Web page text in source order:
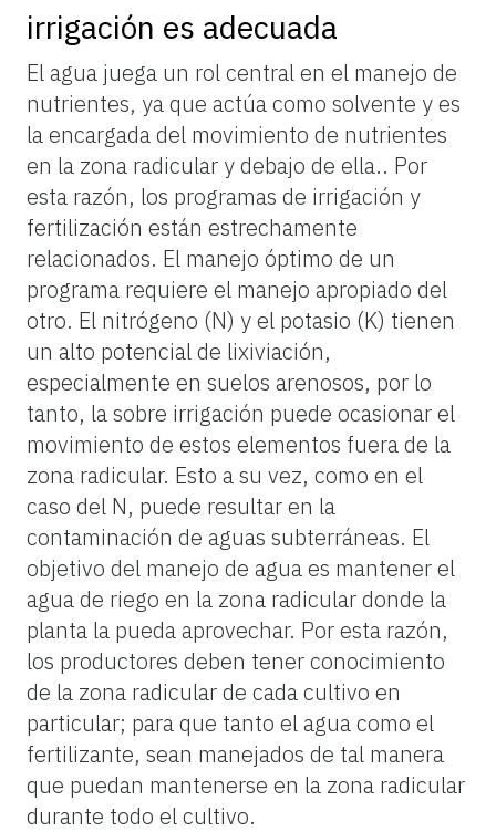
irrigación es adecuada
El agua juega un rol central en el manejo de
nutrientes, ya que actúa como solvente y es
la encargada del movimiento de nutrientes
en la zona radicular y debajo de ella.. Por
esta razón, los programas de irrigación y
fertilización están estrechamente
relacionados. El manejo óptimo de un
programa requiere el manejo apropiado del
otro. El nitrógeno (N) y el potasio (K) tienen
un alto potencial de lixiviación,
especialmente en suelos arenosos, por lo
tanto, la sobre irrigación puede ocasionar el
movimiento de estos elementos fuera de la
zona radicular. Esto a su vez, como en el
caso del N, puede resultar en la
contaminación de aguas subterráneas. El
objetivo del manejo de agua es mantener el
agua de riego en la zona radicular donde la
planta la pueda aprovechar. Por esta razón,
los productores deben tener conocimiento
de la zona radicular de cada cultivo en
particular; para que tanto el agua como el
fertilizante, sean manejados de tal manera
que puedan mantenerse en la zona radicular
durante todo el cultivo.